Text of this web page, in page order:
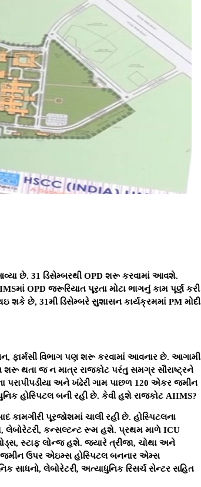
છે. 31 ડિસેમ્બરથી OPD શરૂ કરવામાં આવશે.
OPD જરૂરિયાત પૂરતા મોટા ભાગનું કામ પૂર્ણ કરી
શકે છે, 31મી ડિસેમ્બરે સુશાસન કાર્યક્રમમાં PM મોદી
ફાર્મસી વિભાગ પણ શરૂ કરવામાં આવનાર છે. આગામી
શરૂ થતા જ ન માત્ર રાજકોટ પરંતુ સમગ્ર સૌરાષ્ટ્રને
પરાપીપડીયા અને ખંઢેરી ગામ પાછળ 120 એકર જમીન
હોસ્પિટલ બની રહી છે. કેવી હશે રાજકોટ AIIMS?
પૂરજોશમાં ચાલી રહી છે. હોસ્પિટલના
લેબોરેટરી, કન્સલ્ટન્ટ રૂમ હશે. પ્રથમ માળે ICU
સ્ટાફ લોન્જ હશે. જ્યારે ત્રીજા, ચોથા અને
જમીન ઉપર એઇમ્સ હોસ્પિટલ બનનાર એમ્સ
સાધનો, લેબોરેટરી, અત્યાધુનિક રિસર્ચ સેન્ટર સહિત